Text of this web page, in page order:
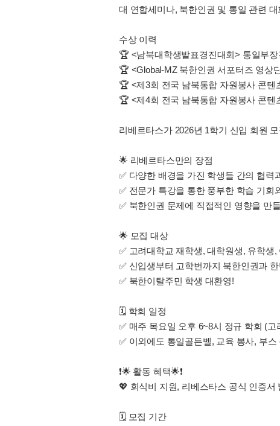
대 연합세미나, 북한인권 및 통일 관련
수상 이력
🏆 <남북대학생발표경진대회> 통일부
🏆 <Global-MZ 북한인권 서포터즈 영상
🏆 <제3회 전국 남북통합 자원봉사 콘텐
🏆 <제4회 전국 남북통합 자원봉사 콘텐
리베르타스가 2026년 1학기 신입 회원
🌟 리베르타스만의 장점
✅ 다양한 배경을 가진 학생들 간의 협력
✅ 전문가 특강을 통한 풍부한 학습 기회
✅ 북한인권 문제에 직접적인 영향을 만
🌟 모집 대상
✅ 고려대학교 재학생, 대학원생, 유학생
✅ 신입생부터 고학번까지 북한인권과
✅ 북한이탈주민 학생 대환영!
🗓 학회 일정
✅ 매주 목요일 오후 6~8시 정규 학회 (
✅ 이외에도 통일골든벨, 교육 봉사, 부
❗️🌟 활동 혜택🌟❗️
💖 회식비 지원, 리베스타스 공식 인증
🗓 모집 기간